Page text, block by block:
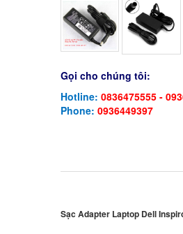
Gọi cho chúng tôi:
Hotline: 0836475555 -
Phone: 0936449397
Sạc Adapter Laptop Dell